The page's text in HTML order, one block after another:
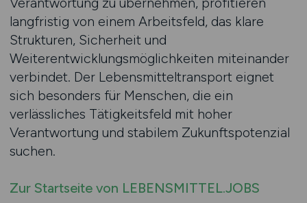
langfristig von einem Arbeitsfeld, das klare
Strukturen, Sicherheit und
Weiterentwicklungsmöglichkeiten miteinander
verbindet. Der Lebensmitteltransport eignet
sich besonders für Menschen, die ein
verlässliches Tätigkeitsfeld mit hoher
Verantwortung und stabilem Zukunftspotenzial
suchen.
Zur Startseite von LEBENSMITTEL.JOBS